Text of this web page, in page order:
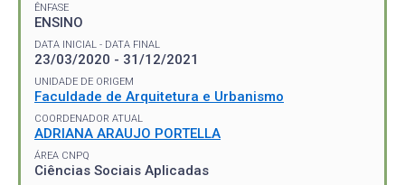
ÊNFASE
ENSINO
DATA INICIAL - DATA FINAL
23/03/2020 - 31/12/2021
UNIDADE DE ORIGEM
Faculdade de Arquitetura e Urbanismo
COORDENADOR ATUAL
ADRIANA ARAUJO PORTELLA
ÁREA CNPQ
Ciências Sociais Aplicadas